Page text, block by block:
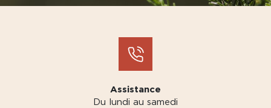
Assistance
Du lundi au samedi